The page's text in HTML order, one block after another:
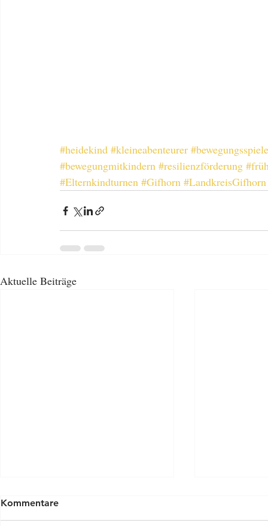
#heidekind #kleineabenteurer #bewegungsspiele
#bewegungmitkindern #resilienzförderung
#Elternkindturnen #Gifhorn #LandkreisGifhorn
Aktuelle Beiträge
Kommentare